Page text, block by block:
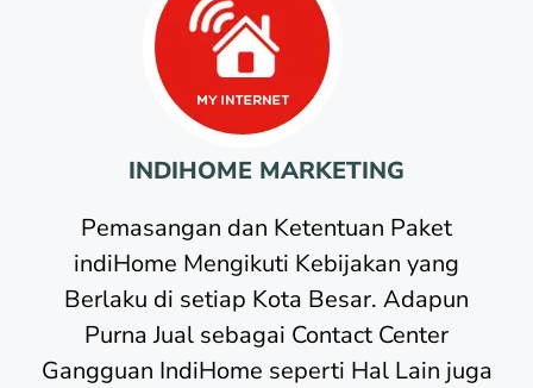
INDIHOME MARKETING
Pemasangan dan Ketentuan Paket
indiHome Mengikuti Kebijakan yang
Berlaku di setiap Kota Besar. Adapun
Purna Jual sebagai Contact Center
Gangguan IndiHome seperti Hal Lain juga